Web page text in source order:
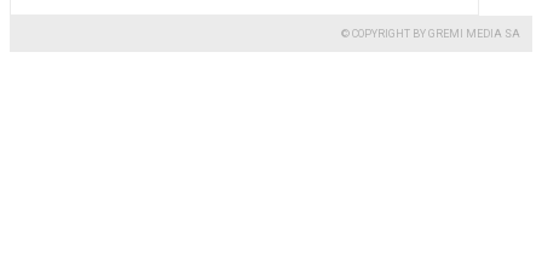
© COPYRIGHT BY GREMI MEDIA SA